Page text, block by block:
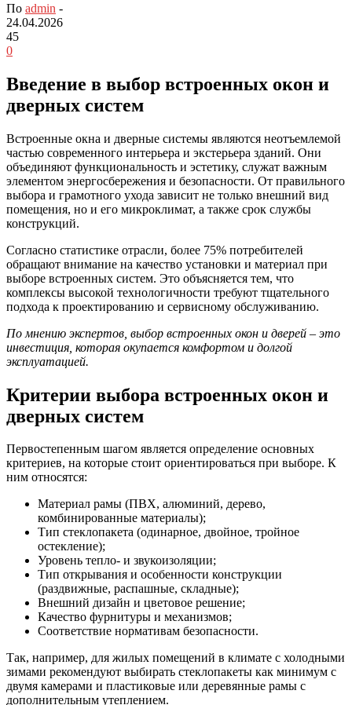
По admin -
24.04.2026
45
0
Введение в выбор встроенных окон и
дверных систем
Встроенные окна и дверные системы являются неотъемлемой
частью современного интерьера и экстерьера зданий. Они
объединяют функциональность и эстетику, служат важным
элементом энергосбережения и безопасности. От правильного
выбора и грамотного ухода зависит не только внешний вид
помещения, но и его микроклимат, а также срок службы
конструкций.
Согласно статистике отрасли, более 75% потребителей
обращают внимание на качество установки и материал при
выборе встроенных систем. Это объясняется тем, что
комплексы высокой технологичности требуют тщательного
подхода к проектированию и сервисному обслуживанию.
По мнению экспертов, выбор встроенных окон и дверей – это
инвестиция, которая окупается комфортом и долгой
эксплуатацией.
Критерии выбора встроенных окон и
дверных систем
Первостепенным шагом является определение основных
критериев, на которые стоит ориентироваться при выборе. К
ним относятся:
Материал рамы (ПВХ, алюминий, дерево,
комбинированные материалы);
Тип стеклопакета (одинарное, двойное, тройное
остекление);
Уровень тепло- и звукоизоляции;
Тип открывания и особенности конструкции
(раздвижные, распашные, складные);
Внешний дизайн и цветовое решение;
Качество фурнитуры и механизмов;
Соответствие нормативам безопасности.
Так, например, для жилых помещений в климате с холодными
зимами рекомендуют выбирать стеклопакеты как минимум с
двумя камерами и пластиковые или деревянные рамы с
дополнительным утеплением.